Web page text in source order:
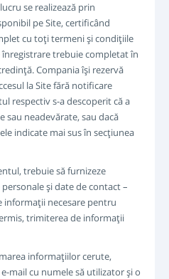
se realizează prin
pe Site, certificând
cu toţi termeni şi condiţiile
trebuie completat în
Compania îşi rezervă
la Site fără notificare
respectiv s-a descoperit că a
neadevărate, sau dacă
indicate mai sus în secţiunea
trebuie să furnizeze
şi date de contact –
informaţii necesare pentru
trimiterea de informaţii
informaţiilor cerute,
mail cu numele să utilizator şi o